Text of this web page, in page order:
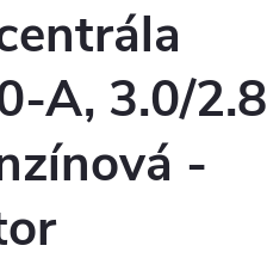
A, 3.0/2.8
-